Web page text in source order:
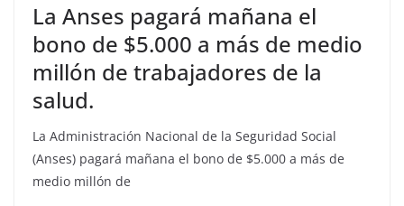
La Anses pagará mañana el
bono de $5.000 a más de medio
millón de trabajadores de la
salud.
La Administración Nacional de la Seguridad Social
(Anses) pagará mañana el bono de $5.000 a más de
medio millón de